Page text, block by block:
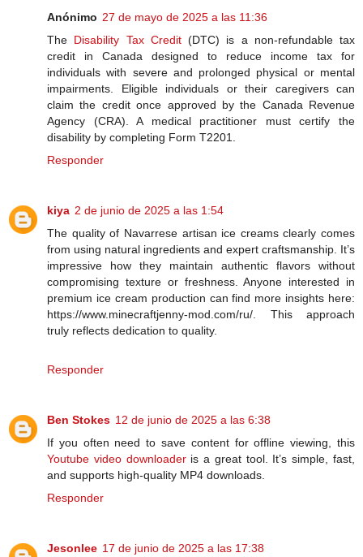
Anónimo 27 de mayo de 2025 a las 11:36
The Disability Tax Credit(DTC) is a non-refundable tax
credit in Canada designed to reduce income tax for
individuals with severe and prolonged physical or mental
impairments. Eligible individuals or their caregivers can
claim the credit once approved by the Canada Revenue
Agency (CRA). A medical practitioner must certify the
disability by completing Form T2201.
Responder
kiya 2 de junio de 2025 a las 1:54
The quality of Navarrese artisan ice creams clearly comes
from using natural ingredients and expert craftsmanship. It’s
impressive how they maintain authentic flavors without
compromising texture or freshness. Anyone interested in
premium ice cream production can find more insights here:
https://www.minecraftjenny-mod.com/ru/. This approach
truly reflects dedication to quality.
Responder
Ben Stokes 12 de junio de 2025 a las 6:38
If you often need to save content for offline viewing, this
Youtube video downloaderis a great tool. It’s simple, fast,
and supports high-quality MP4 downloads.
Responder
Jesonlee 17 de junio de 2025 a las 17:38